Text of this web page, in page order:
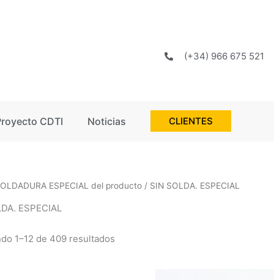
(+34) 966 675 521
CDTI Noticias CLIENTES
ESPECIAL del producto / SIN SOLDA. ESPECIAL
ESPECIAL
1–12 de 409 resultados